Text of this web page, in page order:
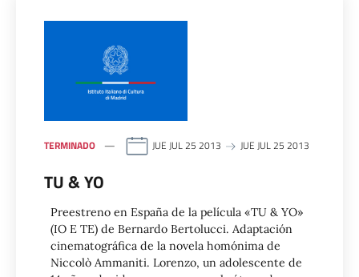
TERMINADO JUE JUL 25 2013 JUE JUL 25 2013
TU & YO
Preestreno en España de la película «TU & YO»
(IO E TE) de Bernardo Bertolucci. Adaptación
cinematográfica de la novela homónima de
Niccolò Ammaniti. Lorenzo, un adolescente de